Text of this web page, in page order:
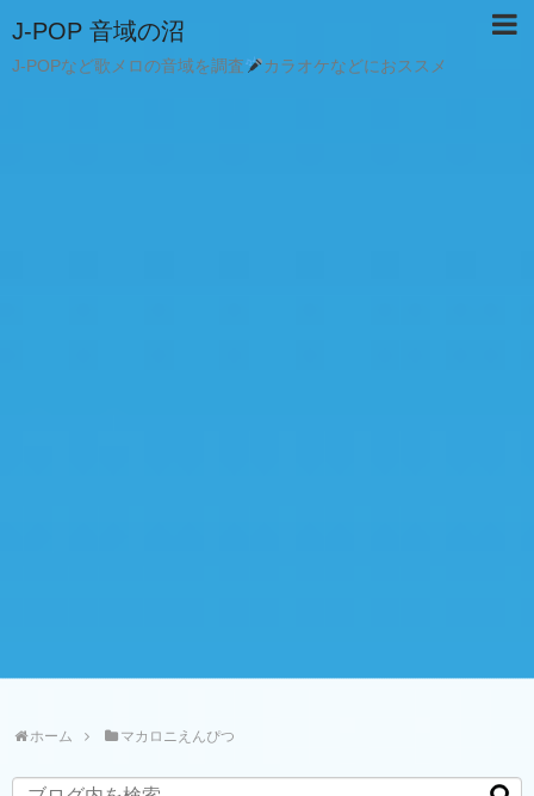
J-POP 音域の沼
J-POPなど歌メロの音域を調査 カラオケなどにおススメ
ホーム マカロニえんぴつ